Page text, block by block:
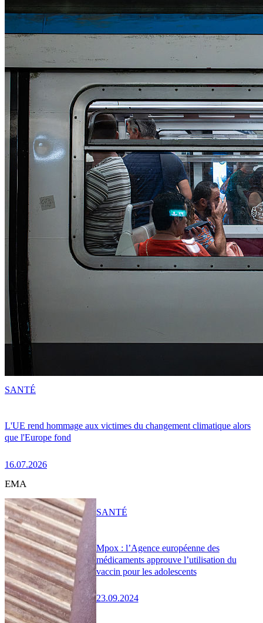
L'UE rend hommage aux victimes du changement climatique alors
que l'Europe fond
16.07.2026
SANTÉ
EMA
Mpox : l’Agence européenne des
médicaments approuve l’utilisation du
vaccin pour les adolescents
23.09.2024
SANTÉ